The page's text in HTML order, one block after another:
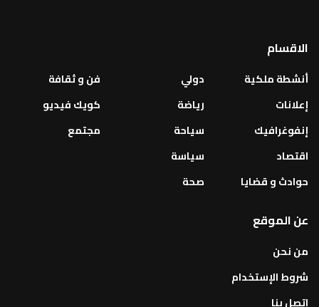
الاقسام
أنشطة ملكية
إعلانات
إنفوغرافيك
اقتصاد
حوادث و قضايا
دولي
رياضة
سياحة
سياسة
صحة
فن و ثقافة
كويك فيديو
مجتمع
عن الموقع
من نحن
شروط الإستخدام
اتصل بنا